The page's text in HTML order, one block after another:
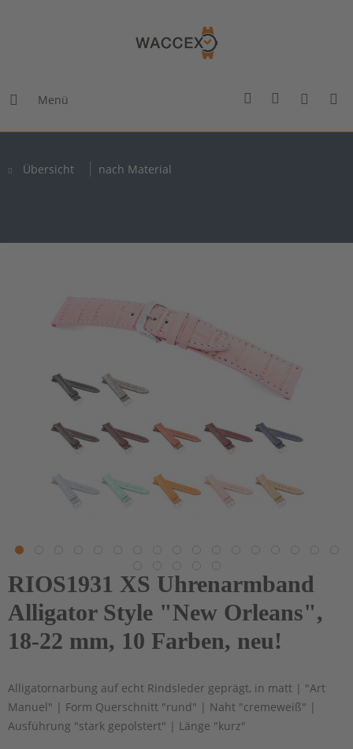
Menü
Übersicht nach Material
RIOS1931 XS Uhrenarmband
Alligator Style "New Orleans",
18-22 mm, 10 Farben, neu!
Alligatornarbung auf echt Rindsleder geprägt, in matt | "Art
Manuel" | Form Querschnitt "rund" | Naht "cremeweiß" |
Ausführung "stark gepolstert" | Länge "kurz"